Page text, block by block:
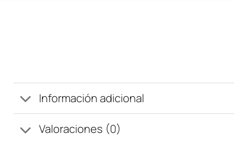
Información adicional
Valoraciones (0)